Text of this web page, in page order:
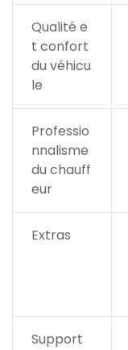
Qualité e
t confort
du véhicu
le
Professio
nnalisme
du chauff
eur
Extras
Support